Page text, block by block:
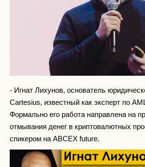
- Игнат Лихунов, основатель
Cartesius, известный как эксперт по
Формально его работа направлена на
отмывания денег в криптовалютных
спикером на ABCEX future.